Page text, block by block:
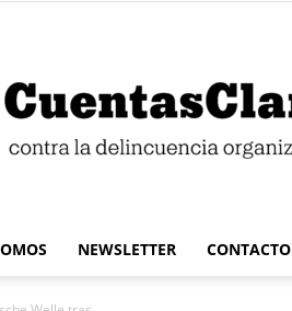
NEWSLETTER CONTACTO